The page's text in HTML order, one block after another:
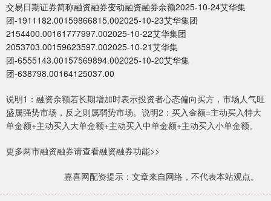
交易日期证券简称融资融券变动融资融券余额2025-10-24艾华集
团-1911182.00159866815.002025-10-23艾华集团
2154400.00161777997.002025-10-22艾华集团
2053703.00159623597.002025-10-21艾华集
团-6555143.00157569894.002025-10-20艾华集
团-638798.00164125037.00
说明1：融资余额若长期增加时表示投资者心态偏向买方，市场人气旺
盛属强势市场，反之则属弱势市场。说明2：买入金额=主动买入特大
单金额+主动买入大单金额+主动买入中单金额+主动买入小单金额。
更多两市融资融券请查看融资融券功能>>
嘉喜网配资提示：文章来自网络，不代表本站观点。